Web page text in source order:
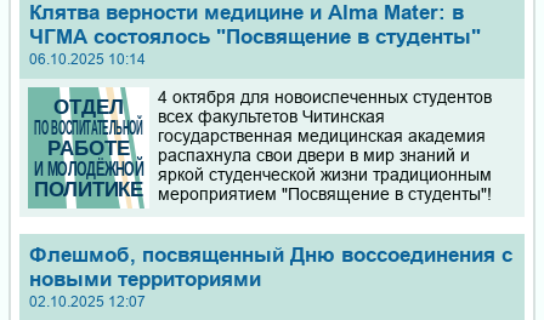
Клятва верности медицине и Alma Mater: в
ЧГМА состоялось "Посвящение в студенты"
06.10.2025 10:14
4 октября для новоиспеченных студентов
всех факультетов Читинская
государственная медицинская академия
распахнула свои двери в мир знаний и
яркой студенческой жизни традиционным
мероприятием "Посвящение в студенты"!
Флешмоб, посвященный Дню воссоединения с
новыми территориями
02.10.2025 12:07